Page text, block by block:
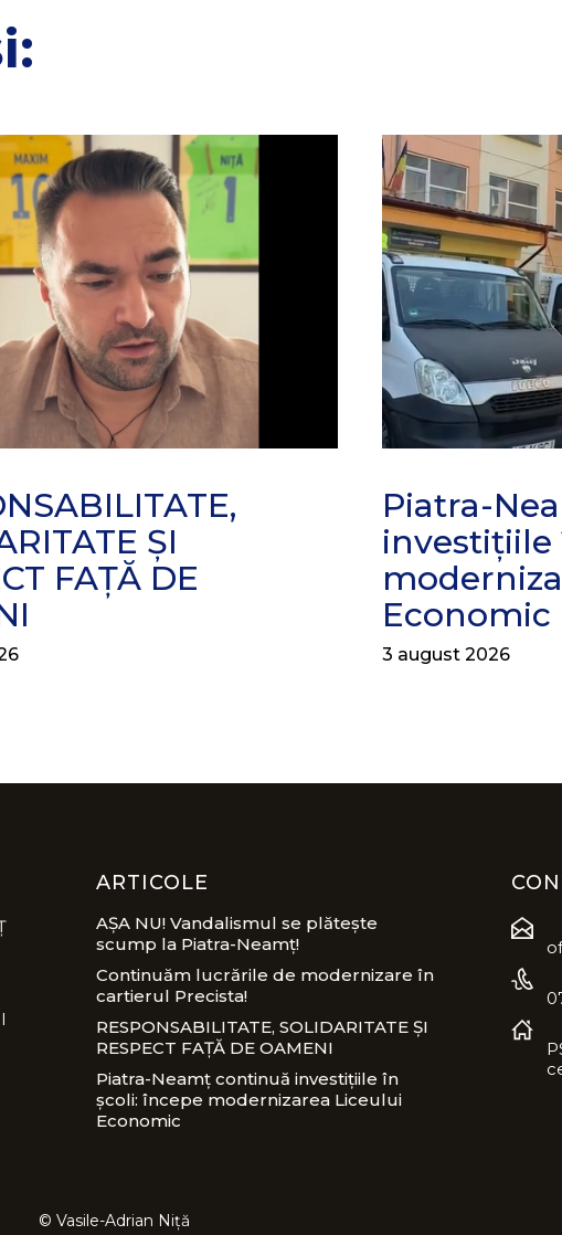
ȘI
FAȚĂ DE
Piatra-
investițiile
Economic
3 august 2026
ARTICOLE
AȘA NU! Vandalismul se plătește
scump la Piatra-Neamț!
Continuăm lucrările de modernizare în
cartierul Precista!
RESPONSABILITATE, SOLIDARITATE ȘI
RESPECT FAȚĂ DE OAMENI
Piatra-Neamț continuă investițiile în
școli: începe modernizarea Liceului
Economic
© Vasile-Adrian Niță